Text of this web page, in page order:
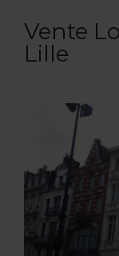
Vente
Lille